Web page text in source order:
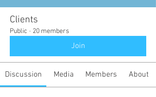
Clients
Public · 20 members
Join
Discussion Media Members About